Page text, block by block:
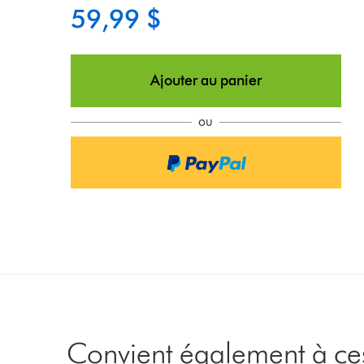
59,99 $
Ajouter au panier
ou
Convient également à